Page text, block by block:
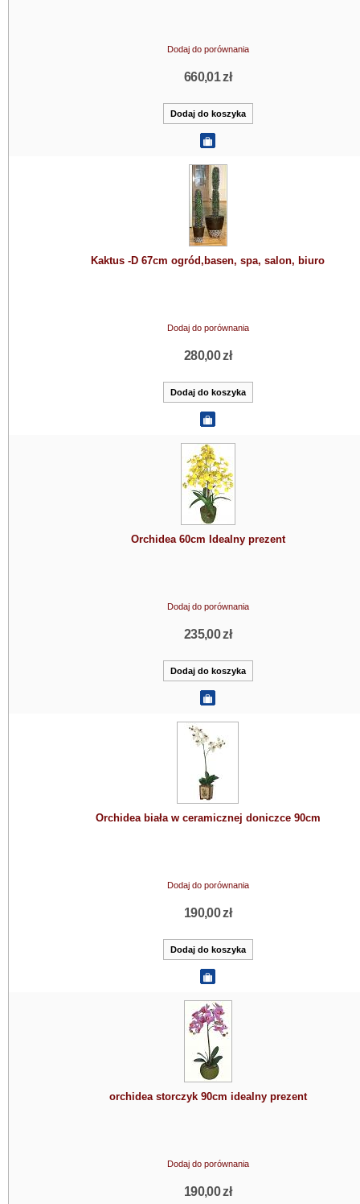
Dodaj do porównania
660,01 zł
Kaktus -D 67cm ogród,basen, spa, salon, biuro
Dodaj do porównania
280,00 zł
Orchidea 60cm Idealny prezent
Dodaj do porównania
235,00 zł
Orchidea biała w ceramicznej doniczce 90cm
Dodaj do porównania
190,00 zł
orchidea storczyk 90cm idealny prezent
Dodaj do porównania
190,00 zł